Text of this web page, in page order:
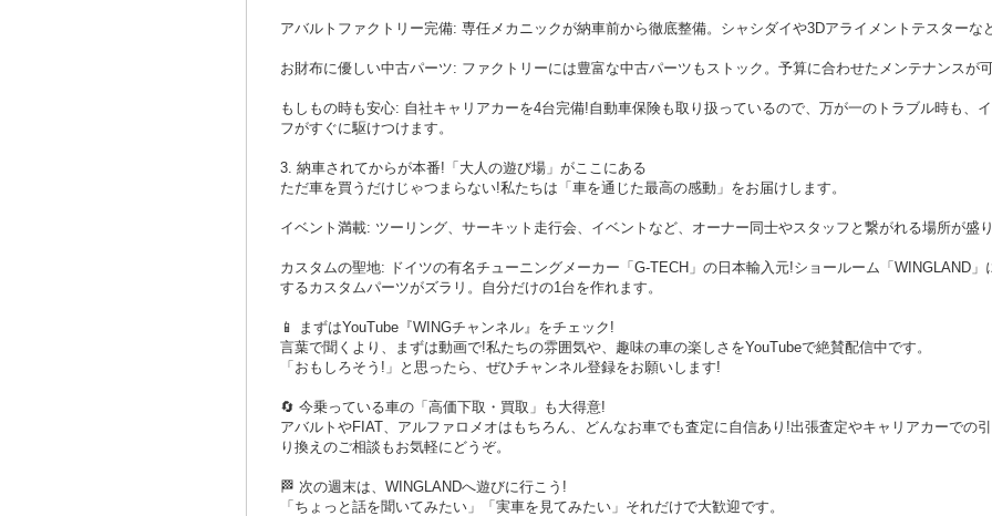
アバルトファクトリー完備: 専任メカニックが納車前から徹底整備。シャシダイや3Dアライメントテスターな
お財布に優しい中古パーツ: ファクトリーには豊富な中古パーツもストック。予算に合わせたメンテナンスが
もしもの時も安心: 自社キャリアカーを4台完備!自動車保険も取り扱っているので、万が一のトラブル時も、
フがすぐに駆けつけます。
3. 納車されてからが本番!「大人の遊び場」がここにある
ただ車を買うだけじゃつまらない!私たちは「車を通じた最高の感動」をお届けします。
イベント満載: ツーリング、サーキット走行会、イベントなど、オーナー同士やスタッフと繋がれる場所が盛
カスタムの聖地: ドイツの有名チューニングメーカー「G-TECH」の日本輸入元!ショールーム「WINGLAND
するカスタムパーツがズラリ。自分だけの1台を作れます。
📱 まずはYouTube『WINGチャンネル』をチェック!
言葉で聞くより、まずは動画で!私たちの雰囲気や、趣味の車の楽しさをYouTubeで絶賛配信中です。
「おもしろそう!」と思ったら、ぜひチャンネル登録をお願いします!
🔄 今乗っている車の「高価下取・買取」も大得意!
アバルトやFIAT、アルファロメオはもちろん、どんなお車でも査定に自信あり!出張査定やキャリアカーでの
り換えのご相談もお気軽にどうぞ。
🏁 次の週末は、WINGLANDへ遊びに行こう!
「ちょっと話を聞いてみたい」「実車を見てみたい」それだけで大歓迎です。